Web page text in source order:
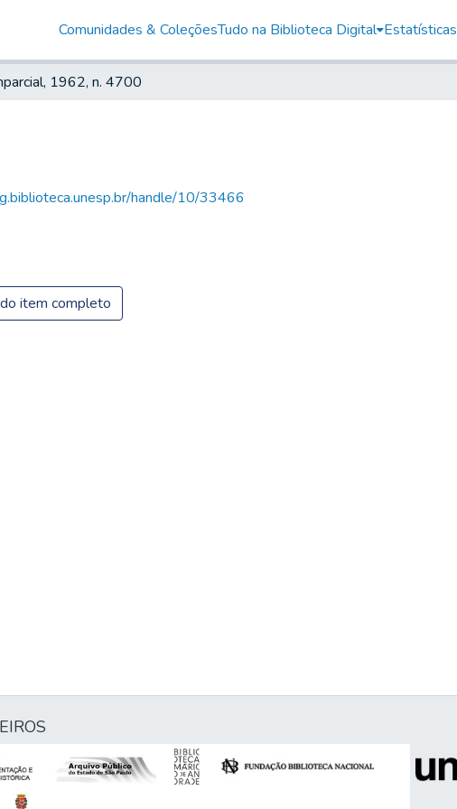
Comunidades & ColeçõesTudo na Biblioteca Digital Estatísticas
1962, n. 4700
handle/10/33466
item completo